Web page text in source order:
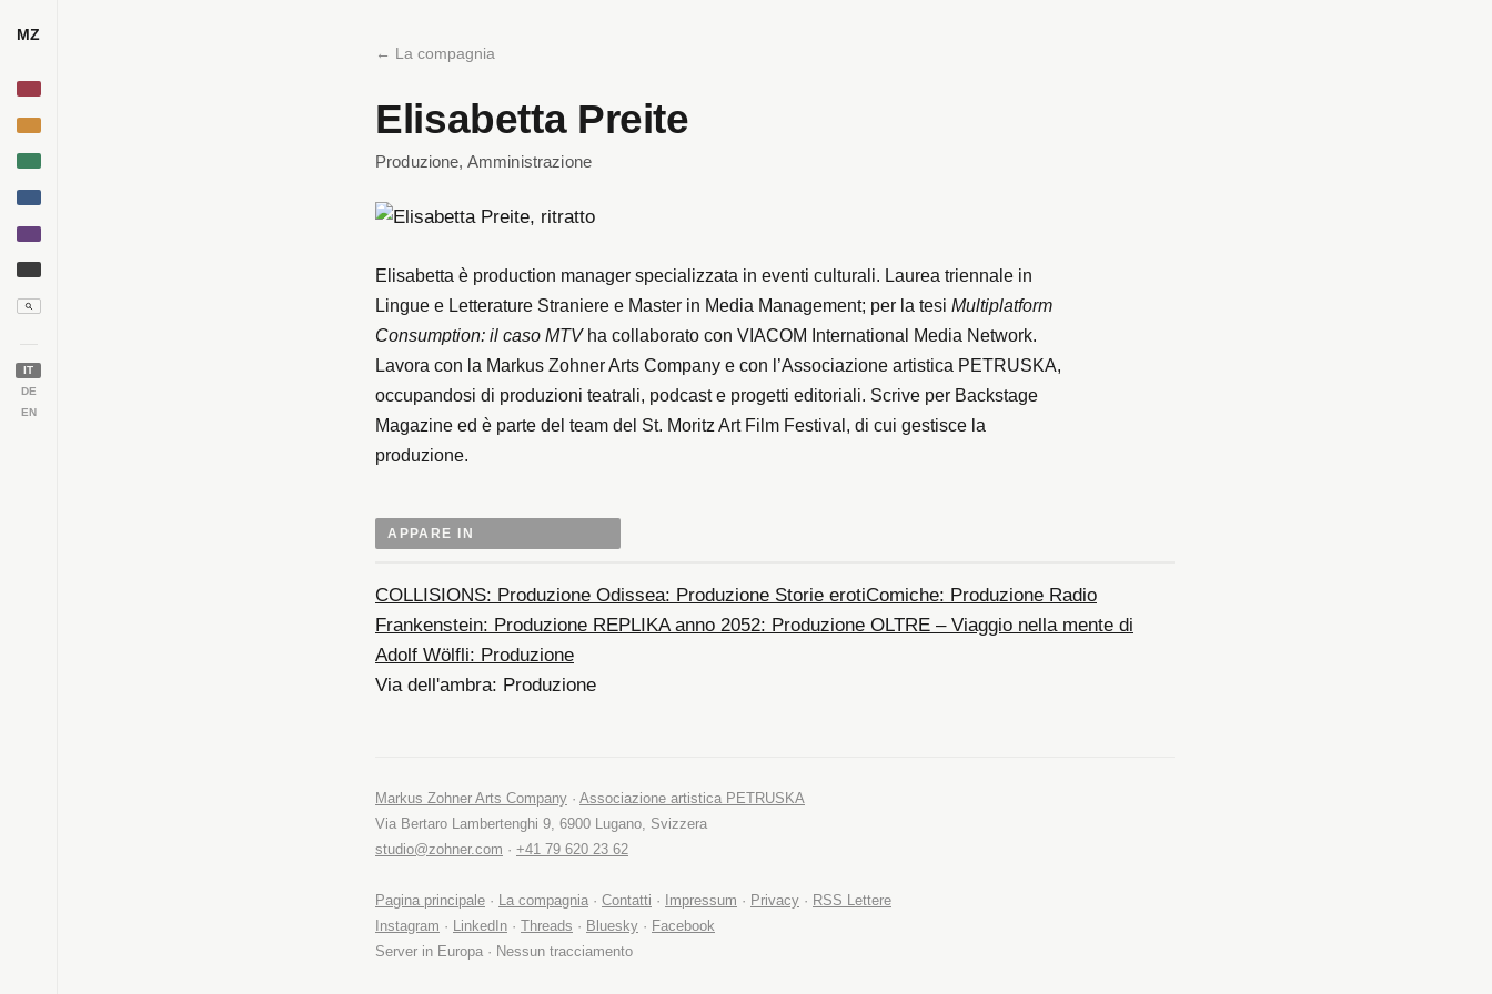
MZ
IT
DE
EN
← La compagnia
Elisabetta Preite
Produzione, Amministrazione
Elisabetta è production manager specializzata in eventi culturali. Laurea triennale in
Lingue e Letterature Straniere e Master in Media Management; per la tesi Multiplatform
Consumption: il caso MTVha collaborato con VIACOM International Media Network.
Lavora con la Markus Zohner Arts Company e con l’Associazione artistica PETRUSKA,
occupandosi di produzioni teatrali, podcast e progetti editoriali. Scrive per Backstage
Magazine ed è parte del team del St. Moritz Art Film Festival, di cui gestisce la
produzione.
APPARE IN
COLLISIONS: Produzione Odissea: Produzione Storie erotiComiche: Produzione Radio
Frankenstein: Produzione REPLIKA anno 2052: Produzione OLTRE – Viaggio nella mente di
Adolf Wölfli: Produzione
Via dell'ambra: Produzione
Markus Zohner Arts Company · Associazione artistica PETRUSKA
Via Bertaro Lambertenghi 9, 6900 Lugano, Svizzera
studio@zohner.com · +41 79 620 23 62
Pagina principale · La compagnia · Contatti · Impressum · Privacy · RSS Lettere
Instagram · LinkedIn · Threads · Bluesky · Facebook
Server in Europa · Nessun tracciamento